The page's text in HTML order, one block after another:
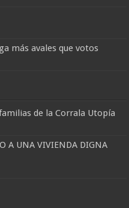
más avales que votos
de la Corrala Utopía
A UNA VIVIENDA DIGNA